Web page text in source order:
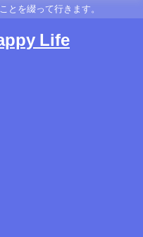
とを綴って行きます。
Life